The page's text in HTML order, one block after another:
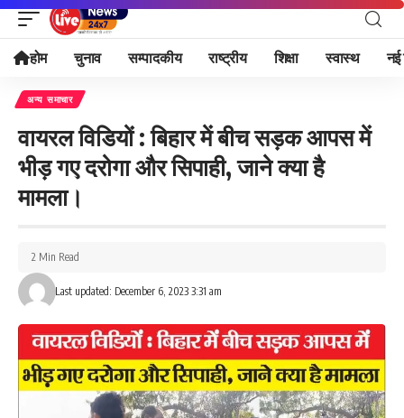
होम चुनाव सम्पादकीय राष्ट्रीय शिक्षा स्वास्थ नई
अन्य समाचार
वायरल विडियों : बिहार में बीच सड़क आपस में
भीड़ गए दरोगा और सिपाही, जाने क्या है
मामला।
Last updated: December 6, 2023 3:31 am
2 Min Read